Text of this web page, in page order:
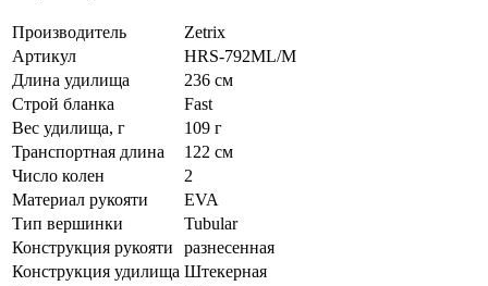
Производитель
Zetrix
Артикул
HRS-792ML/M
Длина удилища
236 см
Строй бланка
Fast
Вес удилища, г
109 г
Транспортная длина
122 см
Число колен
2
Материал рукояти
EVA
Тип вершинки
Tubular
Конструкция рукояти
разнесенная
Конструкция удилища Штекерная